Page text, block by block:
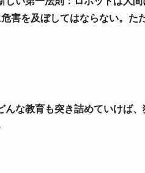
危害を及ぼしてはならない。た
んな教育も突き詰めていけば